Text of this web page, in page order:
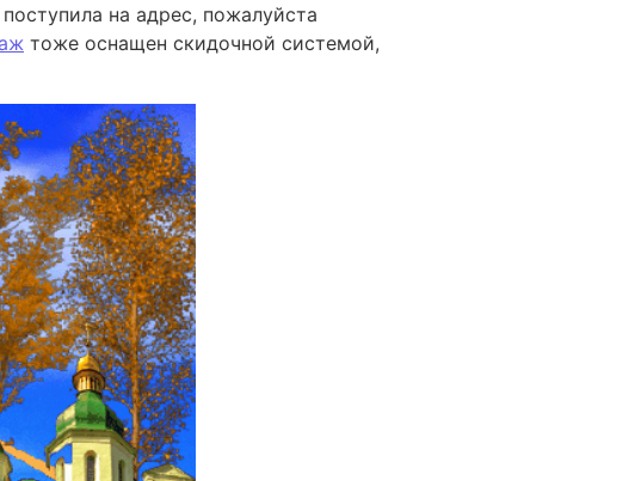
на адрес, пожалуйста
тоже оснащен скидочной системой,